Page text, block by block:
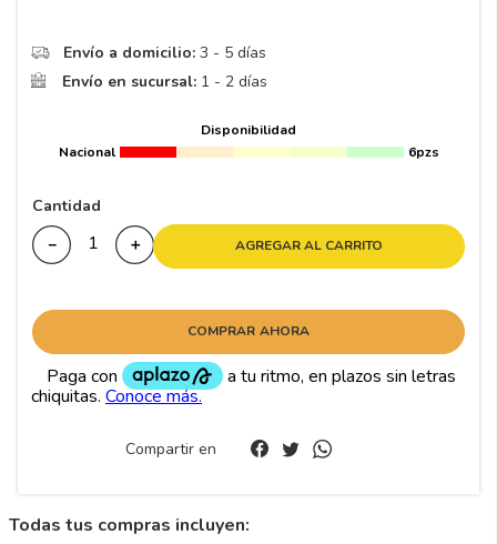
Envío a domicilio: 3 - 5 días
Envío en sucursal: 1 - 2 días
Disponibilidad
Nacional
6pzs
Cantidad
＋
－ AGREGAR AL CARRITO
COMPRAR AHORA
Compartir en
Todas tus compras incluyen: